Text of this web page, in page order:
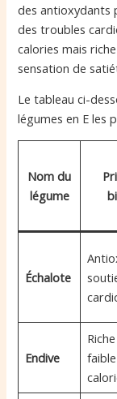
des antioxydants
des troubles
calories mais
sensation de
Le tableau ci-
légumes en E les
Nom du
légume
Échalote
Endive